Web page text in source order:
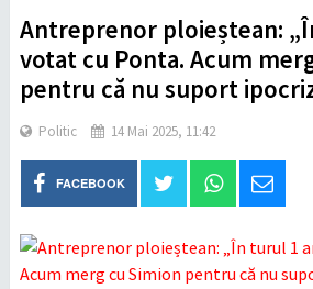
Antreprenor ploieștean:
votat cu Ponta. Acum
pentru că nu suport
Politic 14 Mai 2025, 11:42
FACEBOOK